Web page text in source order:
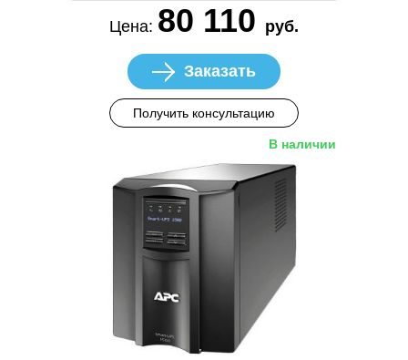
Цена: 80 110 руб.
Заказать
Получить консультацию
В наличии